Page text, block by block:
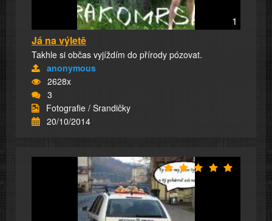
1
Já na výletě
Takhle si občas vyjíždím do přírody pózovat.
anonymous
2628x
3
Fotografie / Srandičky
20/10/2014